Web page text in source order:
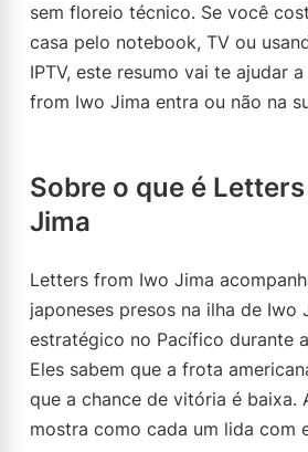
sem floreio técnico. Se você
casa pelo notebook, TV ou
IPTV, este resumo vai te ajudar
from Iwo Jima entra ou não na
Sobre o que é
Jima
Letters from Iwo Jima
japoneses presos na ilha de Iwo
estratégico no Pacífico durante
Eles sabem que a frota
que a chance de vitória é baixa.
mostra como cada um lida com